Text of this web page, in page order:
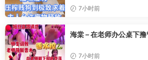
7小时前
海棠 – 在老师办公桌下撸
7小时前